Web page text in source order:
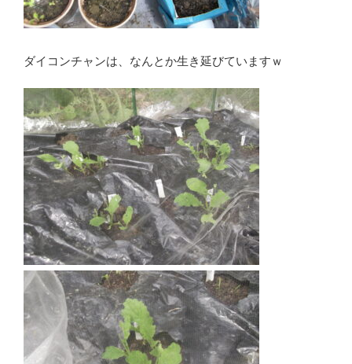
ダイコンチャンは、なんとか生き延びていますｗ